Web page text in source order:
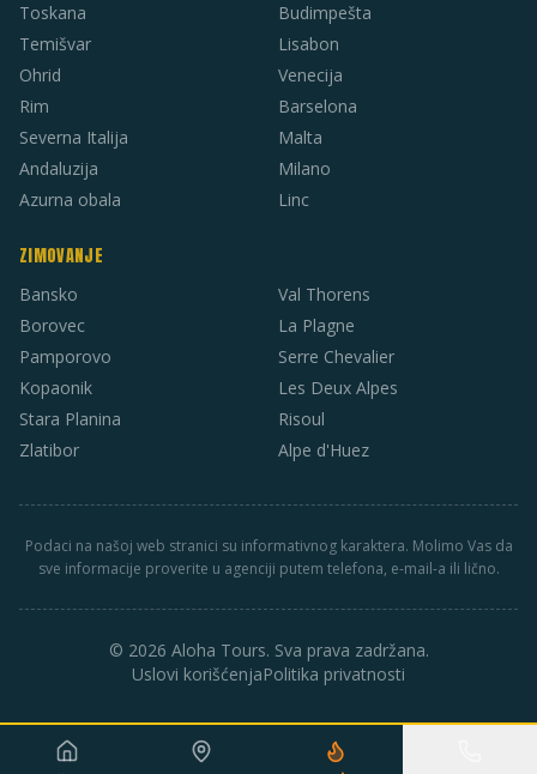
Toskana
Temišvar
Ohrid
Rim
Severna Italija
Andaluzija
Azurna obala
Budimpešta
Lisabon
Venecija
Barselona
Malta
Milano
Linc
ZIMOVANJE
Bansko
Borovec
Pamporovo
Kopaonik
Stara Planina
Zlatibor
Val Thorens
La Plagne
Serre Chevalier
Les Deux Alpes
Risoul
Alpe d'Huez
Podaci na našoj web stranici su informativnog karaktera. Molimo Vas da
sve informacije proverite u agenciji putem telefona, e-mail-a ili lično.
© 2026 Aloha Tours. Sva prava zadržana.
Uslovi korišćenjaPolitika privatnosti